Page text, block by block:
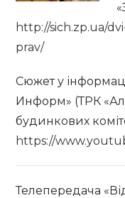
http://sich.zp.ua/
prav/
Сюжет у
Информ» (ТРК
будинкових
https://
Телепередача